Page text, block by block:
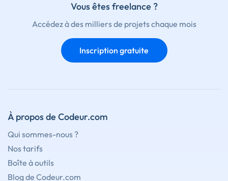
Vous êtes freelance ?
Accédez à des milliers de projets chaque mois
Inscription gratuite
À propos de Codeur.com
Qui sommes-nous ?
Nos tarifs
Boîte à outils
Blog de Codeur.com